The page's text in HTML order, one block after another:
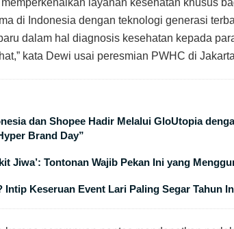
di Indonesia dengan teknologi generasi
dalam hal diagnosis kesehatan kepada
kata Dewi usai peresmian PWHC di
dan Shopee Hadir Melalui GloUtopia
Brand Day”
Jiwa’: Tontonan Wajib Pekan Ini yang
Keseruan Event Lari Paling Segar Tahun